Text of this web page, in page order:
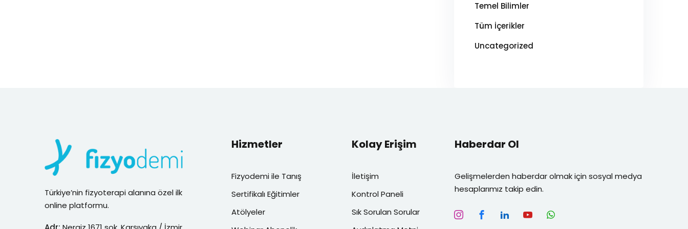
Temel Bilimler
Tüm İçerikler
Uncategorized
Türkiye’nin fizyoterapi alanına özel ilk
online platformu.
Hizmetler
Fizyodemi ile Tanış
Sertifikalı Eğitimler
Atölyeler
Kolay Erişim
İletişim
Kontrol Paneli
Sık Sorulan Sorular
Haberdar Ol
Gelişmelerden haberdar olmak için sosyal medya
hesaplarımız takip edin.